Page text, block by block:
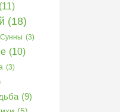
(11)
(18)
(3)
(10)
(3)
(9)